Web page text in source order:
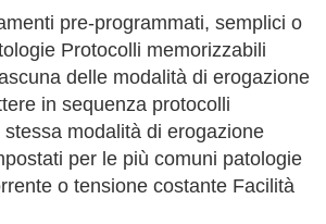
pre-programmati, semplici o
Protocolli memorizzabili
delle modalità di erogazione
in sequenza protocolli
modalità di erogazione
per le più comuni patologie
o tensione costante Facilità